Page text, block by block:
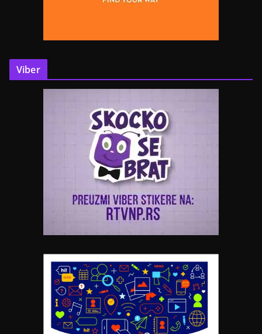
Viber